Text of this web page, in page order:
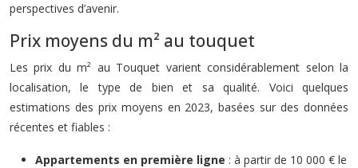
perspectives d’avenir.
Prix moyens du m² au touquet
Les prix du m² au Touquet varient considérablement selon la
localisation, le type de bien et sa qualité. Voici quelques
estimations des prix moyens en 2023, basées sur des données
récentes et fiables :
Appartements en première ligne : à partir de 10 000 € le